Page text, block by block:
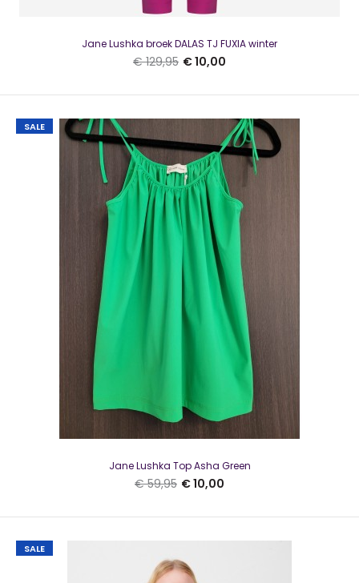
Jane Lushka Pants Doris TJ Sand
€ 139,95 € 10,00
Jane Lushka Pants Doris TJ SandMooi broekje van jane
Lushka met grote opgestikte zakken aan de voork..
Jane Lushka broek DALAS TJ FUXIA winter
€ 129,95 € 10,00
SALE
Jane Lushka Top Asha Green
€ 59,95 € 10,00
SALE